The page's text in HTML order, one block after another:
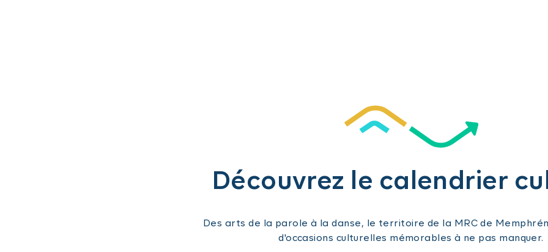
Découvrez le calendrier
Des arts de la parole à la danse, le territoire de la MRC de
d'occasions culturelles mémorables à ne pas manquer.